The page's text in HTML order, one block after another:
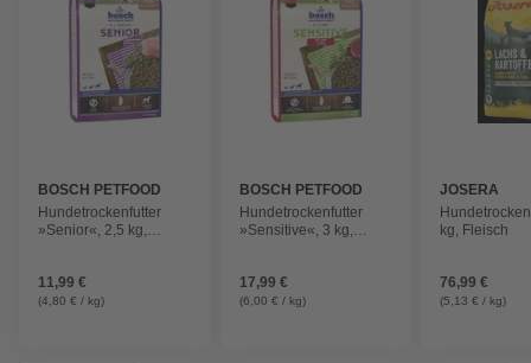
BOSCH PETFOOD
Hundetrockenfutter
»Senior«, 2,5 kg,
11,99 €
(4,80 € / kg)
BOSCH PETFOOD
Hundetrockenfutter
»Sensitive«, 3 kg,
17,99 €
(6,00 € / kg)
JOSERA
kg, Fleisch
76,99 €
(5,13 € / kg)